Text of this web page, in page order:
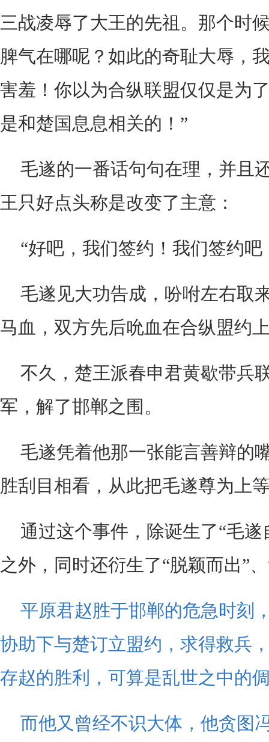
三战凌辱了大王的先祖。那个时
脾气在哪呢？如此的奇耻大辱，
害羞！你以为合纵联盟仅仅是为
是和楚国息息相关的！”
毛遂的一番话句句在理，并且
王只好点头称是改变了主意：
“好吧，我们签约！我们签约吧
毛遂见大功告成，吩咐左右取
马血，双方先后吮血在合纵盟约
不久，楚王派春申君黄歇带兵
军，解了邯郸之围。
毛遂凭着他那一张能言善辩的
胜刮目相看，从此把毛遂尊为上
通过这个事件，除诞生了“毛遂
之外，同时还衍生了“脱颖而出”
平原君赵胜于邯郸的危急时刻
协助下与楚订立盟约，求得救兵
存赵的胜利，可算是乱世之中的
而他又曾经不识大体，他贪图